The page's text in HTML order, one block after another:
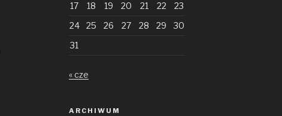
17
18 19 20 21 22
23
24
25 26 27 28 29
30
31
« cze
ARCHIWUM